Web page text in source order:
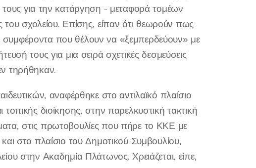
για την κατάργηση - μεταφορά τομέων
του σχολείου. Επίσης, είπαν ότι θεωρούν πως
που θέλουν να «ξεμπερδεύουν» με
τους για μια σειρά σχετικές δεσμεύσεις
τηρήθηκαν.
αναφέρθηκε στο αντιλαϊκό πλαίσιο
διοίκησης, στην παρελκυστική τακτική
στις πρωτοβουλίες που πήρε το ΚΚΕ με
στο πλαίσιο του Δημοτικού Συμβουλίου,
στην Ακαδημία Πλάτωνος. Χρειάζεται, είπε,